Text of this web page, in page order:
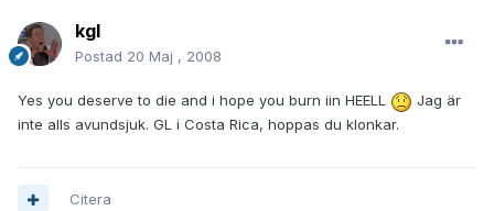
kgl
Postad 20 Maj , 2008
Yes you deserve to die and i hope you burn iin HEELL
Jag är
inte alls avundsjuk. GL i Costa Rica, hoppas du klonkar.
Citera